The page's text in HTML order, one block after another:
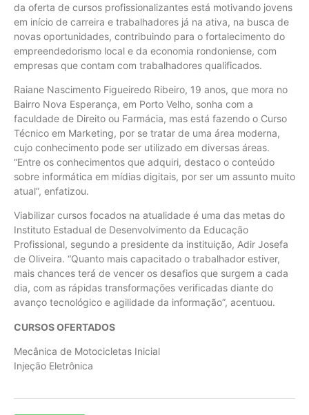
da oferta de cursos profissionalizantes está motivando jovens
em início de carreira e trabalhadores já na ativa, na busca de
novas oportunidades, contribuindo para o fortalecimento do
empreendedorismo local e da economia rondoniense, com
empresas que contam com trabalhadores qualificados.
Raiane Nascimento Figueiredo Ribeiro, 19 anos, que mora no
Bairro Nova Esperança, em Porto Velho, sonha com a
faculdade de Direito ou Farmácia, mas está fazendo o Curso
Técnico em Marketing, por se tratar de uma área moderna,
cujo conhecimento pode ser utilizado em diversas áreas.
“Entre os conhecimentos que adquiri, destaco o conteúdo
sobre informática em mídias digitais, por ser um assunto muito
atual”, enfatizou.
Viabilizar cursos focados na atualidade é uma das metas do
Instituto Estadual de Desenvolvimento da Educação
Profissional, segundo a presidente da instituição, Adir Josefa
de Oliveira. “Quanto mais capacitado o trabalhador estiver,
mais chances terá de vencer os desafios que surgem a cada
dia, com as rápidas transformações verificadas diante do
avanço tecnológico e agilidade da informação”, acentuou.
CURSOS OFERTADOS
Mecânica de Motocicletas Inicial
Injeção Eletrônica